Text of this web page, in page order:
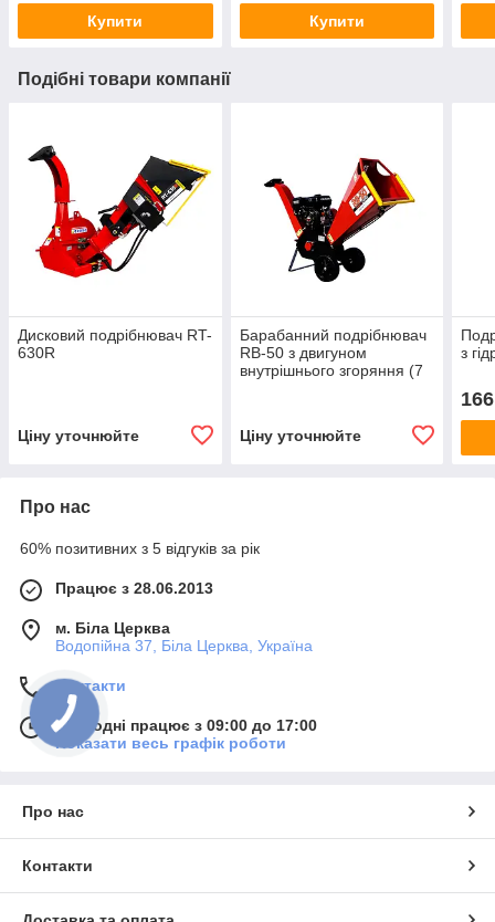
Купити Купити
Подібні товари компанії
Дисковий подрібнювач RT-
630R
Ціну уточнюйте
Барабанний подрібнювач
RB-50 з двигуном
внутрішнього згоряння (7
Ціну уточнюйте
з
Про нас
60% позитивних з 5 відгуків за рік
Працює з 28.06.2013
м. Біла Церква
Водопійна 37, Біла Церква, Україна
Контакти
Сьогодні працює з 09:00 до 17:00
Показати весь графік роботи
Про нас
Контакти